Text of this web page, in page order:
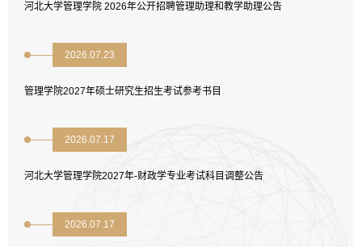
河北大学管理学院 2026年公开招聘管理助理和教学助理公告
2026.07.23
管理学院2027年硕士研究生招生考试参考书目
2026.07.17
河北大学管理学院2027年-财政学专业考试科目调整公告
2026.07.17